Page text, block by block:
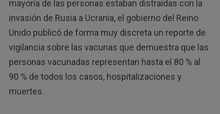
mayoría de las personas estaban distraídas con la
invasión de Rusia a Ucrania, el gobierno del Reino
Unido publicó de forma muy discreta un reporte de
vigilancia sobre las vacunas que demuestra que las
personas vacunadas representan hasta el 80 % al
90 % de todos los casos, hospitalizaciones y
muertes.